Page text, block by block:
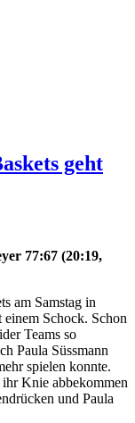
geht
77:67 (20:19,
am Samstag in
Schock. Schon
Teams so
Paula Süssmann
spielen konnte.
Knie abbekommen
und Paula